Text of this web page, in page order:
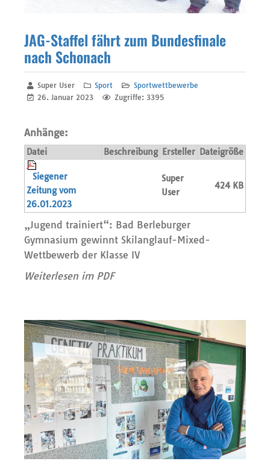
JAG-Staffel fährt zum Bundesfinale
nach Schonach
Super User Sport
Sportwettbewerbe
26. Januar 2023
Zugriffe: 3395
Anhänge:
Datei Beschreibung Ersteller Dateigröße
Siegener
Zeitung vom
26.01.2023
Super
User
424 KB
„Jugend trainiert“: Bad Berleburger
Gymnasium gewinnt Skilanglauf-Mixed-
Wettbewerb der Klasse IV
Weiterlesen im PDF